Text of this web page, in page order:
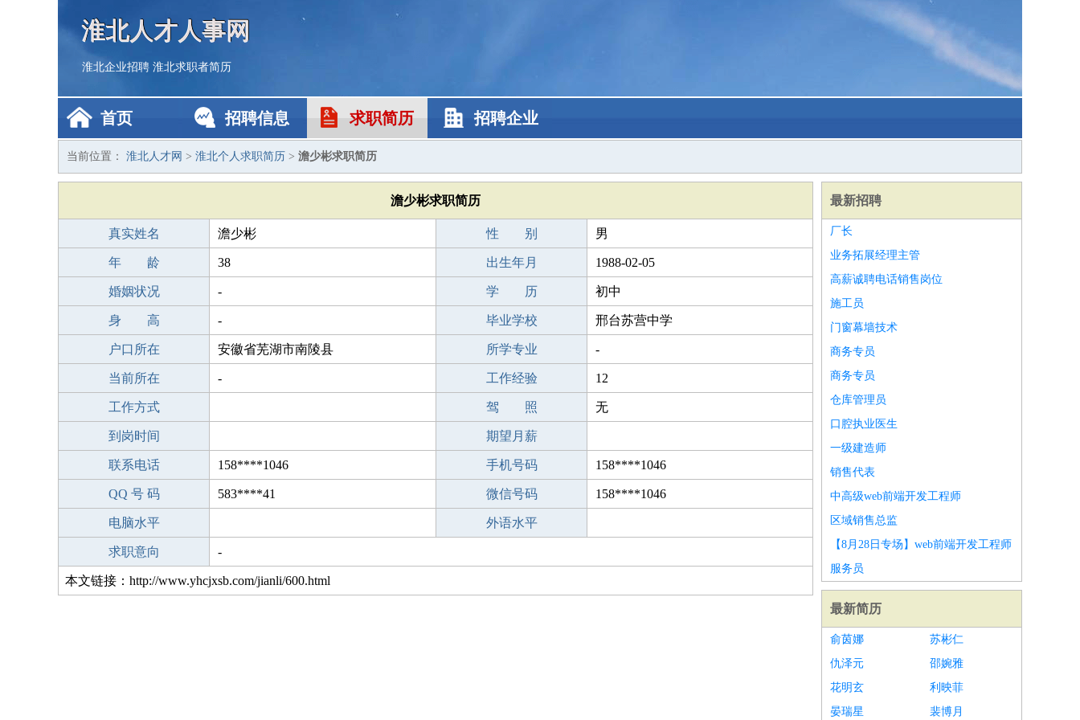
淮北人才人事网
淮北企业招聘 淮北求职者简历
首页 招聘信息 求职简历 招聘企业
当前位置： 淮北人才网 > 淮北个人求职简历 > 澹少彬求职简历
澹少彬求职简历
真实姓名 澹少彬 性 别 男
年 龄 38 出生年月 1988-02-05
婚姻状况 - 学 历 初中
身 高 - 毕业学校 邢台苏营中学
户口所在 安徽省芜湖市南陵县 所学专业 -
当前所在 - 工作经验 12
工作方式 驾 照 无
到岗时间 期望月薪
联系电话 158****1046 手机号码 158****1046
QQ 号 码 583****41 微信号码 158****1046
电脑水平 外语水平
求职意向 -
本文链接：http://www.yhcjxsb.com/jianli/600.html
最新招聘
厂长
业务拓展经理主管
高薪诚聘电话销售岗位
施工员
门窗幕墙技术
商务专员
商务专员
仓库管理员
口腔执业医生
一级建造师
销售代表
中高级web前端开发工程师
区域销售总监
【8月28日专场】web前端开发工程师
服务员
最新简历
俞茵娜
苏彬仁
仇泽元
邵婉雅
花明玄
利映菲
晏瑞星
裴博月